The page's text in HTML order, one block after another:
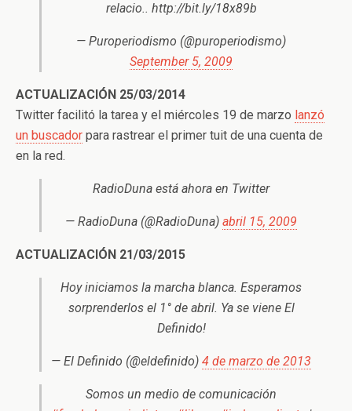
relacio.. http://bit.ly/18x89b
— Puroperiodismo (@puroperiodismo)
September 5, 2009
ACTUALIZACIÓN 25/03/2014
Twitter facilitó la tarea y el miércoles 19 de marzo lanzó
un buscador para rastrear el primer tuit de una cuenta de
en la red.
RadioDuna está ahora en Twitter
— RadioDuna (@RadioDuna) abril 15, 2009
ACTUALIZACIÓN 21/03/2015
Hoy iniciamos la marcha blanca. Esperamos
sorprenderlos el 1° de abril. Ya se viene El
Definido!
— El Definido (@eldefinido) 4 de marzo de 2013
Somos un medio de comunicación